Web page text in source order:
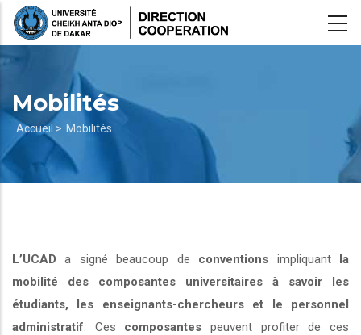
Aller
Mobilités
Fil
d'Ariane
Accueil > Mobilités
L’UCAD a signé beaucoup de conventions impliquant la
mobilité des composantes universitaires à savoir les
étudiants, les enseignants-chercheurs et le personnel
administratif . Ces composantes peuvent profiter de ces